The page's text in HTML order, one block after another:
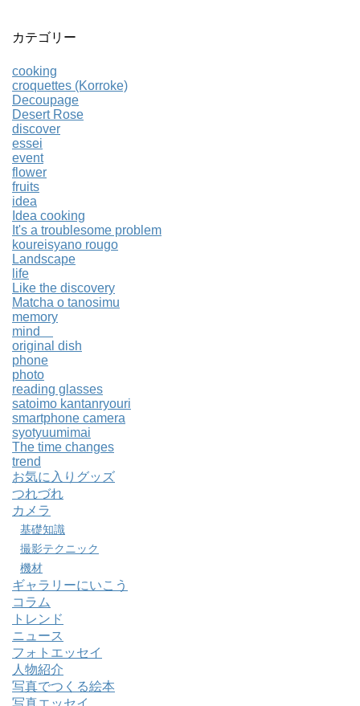
カテゴリー
cooking
croquettes (Korroke)
Decoupage
Desert Rose
discover
essei
event
flower
fruits
idea
Idea cooking
It's a troublesome problem
koureisyano rougo
Landscape
life
Like the discovery
Matcha o tanosimu
memory
mind
original dish
phone
photo
reading glasses
satoimo kantanryouri
smartphone camera
syotyuumimai
The time changes
trend
お気に入りグッズ
つれづれ
カメラ
基礎知識
撮影テクニック
機材
ギャラリーにいこう
コラム
トレンド
ニュース
フォトエッセイ
人物紹介
写真でつくる絵本
写真エッセイ